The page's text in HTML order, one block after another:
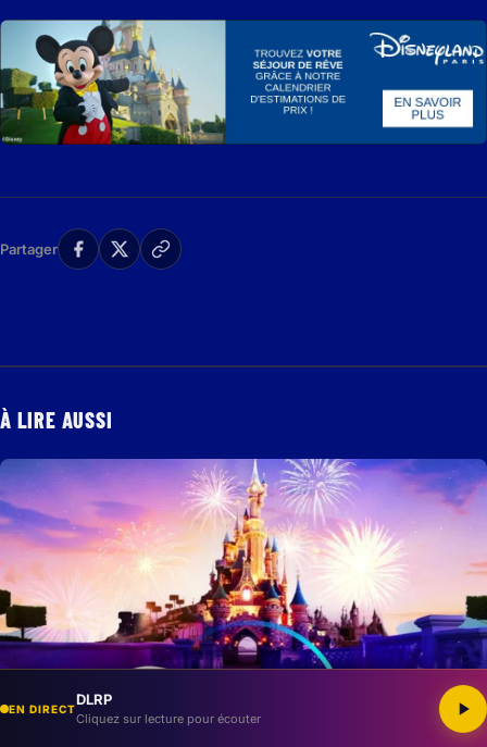
Partager
À LIRE AUSSI
EN DIRECT
DLRP
Cliquez sur lecture pour écouter